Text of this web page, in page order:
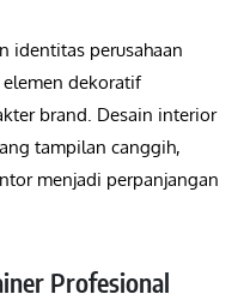
identitas perusahaan
dekoratif
brand. Desain interior
tampilan canggih,
menjadi perpanjangan
Profesional